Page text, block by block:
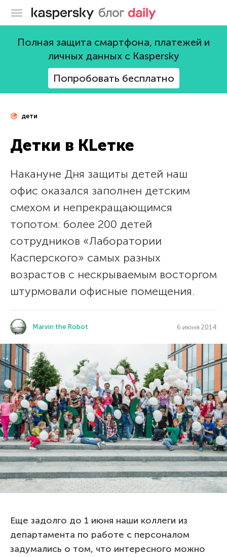
Блог Касперского
Полная защита смартфона, платежей и
личных данных с Kaspersky
Попробовать бесплатно
дети
Детки в KLетке
Накануне Дня защиты детей наш
офис оказался заполнен детским
смехом и непрекращающимся
топотом: более 200 детей
сотрудников «Лаборатории
Касперского» самых разных
возрастов с нескрываемым восторгом
штурмовали офисные помещения.
Marvin the Robot 6 июня 2014
Еще задолго до 1 июня наши коллеги из
департамента по работе с персоналом
задумались о том, что интересного можно